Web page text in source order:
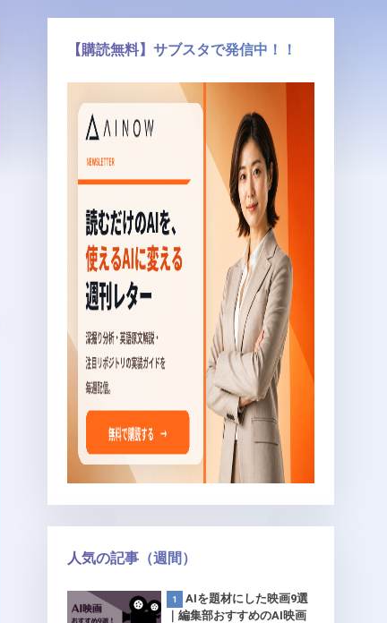
【購読無料】サブスタで発信中！！
人気の記事（週間）
AIを題材にした映画9選
｜編集部おすすめのAI映画